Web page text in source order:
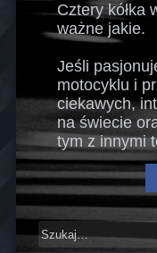
Cztery kółka
ważne jakie.
Jeśli
motocyklu i
ciekawych,
na świecie
tym z innymi